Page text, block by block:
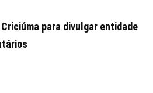
para divulgar entidade